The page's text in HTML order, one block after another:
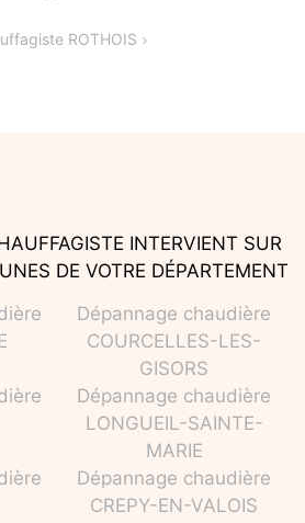
ROTHOIS
INTERVIENT SUR
DE VOTRE DÉPARTEMENT
Dépannage chaudière
COURCELLES-LES-
GISORS
Dépannage chaudière
LONGUEIL-SAINTE-
MARIE
Dépannage chaudière
CREPY-EN-VALOIS